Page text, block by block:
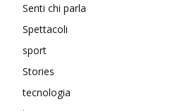
Senti chi parla
Spettacoli
sport
Stories
tecnologia